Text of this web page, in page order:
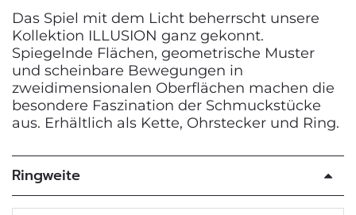
Das Spiel mit dem Licht beherrscht unsere
Kollektion ILLUSION ganz gekonnt.
Spiegelnde Flächen, geometrische Muster
und scheinbare Bewegungen in
zweidimensionalen Oberflächen machen die
besondere Faszination der Schmuckstücke
aus. Erhältlich als Kette, Ohrstecker und Ring.
Ringweite